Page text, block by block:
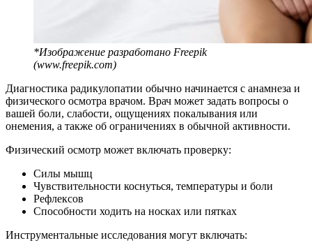
*Изображение разработано Freepik
(www.freepik.com)
Диагностика радикулопатии обычно начинается с анамнеза и
физического осмотра врачом. Врач может задать вопросы о
вашей боли, слабости, ощущениях покалывания или
онемения, а также об ограничениях в обычной активности.
Физический осмотр может включать проверку:
Силы мышц
Чувствительности коснуться, температуры и боли
Рефлексов
Способности ходить на носках или пятках
Инструментальные исследования могут включать: